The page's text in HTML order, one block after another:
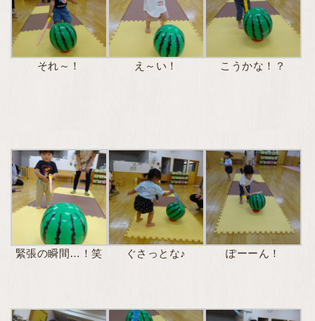
それ～！ え～い！ こうかな！？
緊張の瞬間…！笑 ぐさっとな♪ ぽーーん！